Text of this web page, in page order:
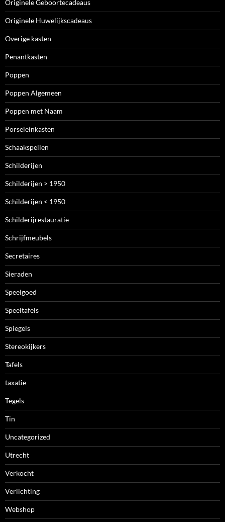
Originele Geboortecadeaus
Originele Huwelijkscadeaus
Overige kasten
Penantkasten
Poppen
Poppen Algemeen
Poppen met Naam
Porseleinkasten
Schaakspellen
Schilderijen
Schilderijen > 1950
Schilderijen < 1950
Schilderijrestauratie
Schrijfmeubels
Secretaires
Sieraden
Speelgoed
Speeltafels
Spiegels
Stereokijkers
Tafels
taxatie
Tegels
Tin
Uncategorized
Utrecht
Verkocht
Verlichting
Webshop